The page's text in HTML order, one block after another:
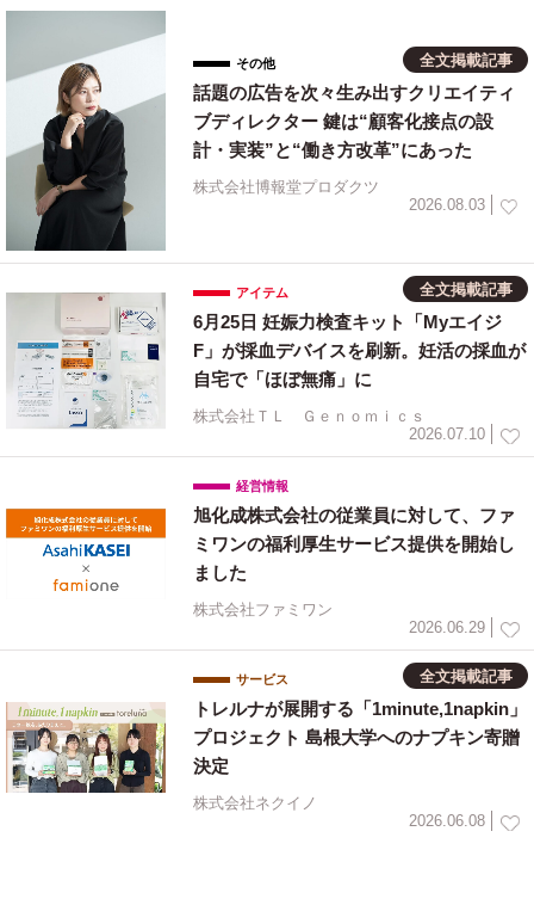
その他 全文掲載記事
話題の広告を次々生み出すクリエイティ
ブディレクター 鍵は“顧客化接点の設
計・実装”と“働き方改革”にあった
株式会社博報堂プロダクツ
2026.08.03
アイテム 全文掲載記事
6月25日 妊娠力検査キット「Myエイジ
F」が採血デバイスを刷新。妊活の採血が
自宅で「ほぼ無痛」に
株式会社ＴＬ Ｇｅｎｏｍｉｃｓ
2026.07.10
経営情報
旭化成株式会社の従業員に対して、ファ
ミワンの福利厚生サービス提供を開始し
ました
株式会社ファミワン
2026.06.29
サービス 全文掲載記事
トレルナが展開する「1minute,1napkin」
プロジェクト 島根大学へのナプキン寄贈
決定
株式会社ネクイノ
2026.06.08